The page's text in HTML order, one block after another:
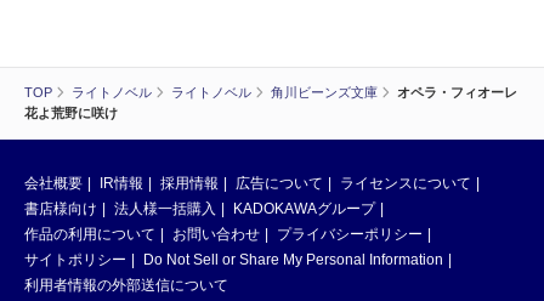
TOP ライトノベル ライトノベル 角川ビーンズ文庫
オペラ・フィオーレ
花よ荒野に咲け
会社概要 IR情報 採用情報 広告について
ライセンスについて
書店様向け
法人様一括購入
KADOKAWAグループ
作品の利用について
お問い合わせ
プライバシーポリシー
サイトポリシー
Do Not Sell or Share My Personal Information
利用者情報の外部送信について